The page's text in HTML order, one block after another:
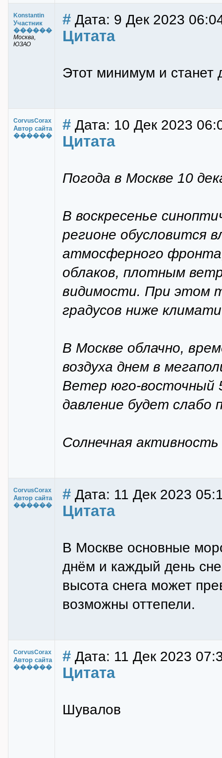
Konstantin
Участник
������
Москва,
ЮЗАО
# Дата: 9 Дек 2023
Цитата
Этот минимум и станет
CorvusCorax
Автор сайта
������
# Дата: 10 Дек 2023
Цитата
Погода в Москве 10
В воскресенье
регионе обусловится
атмосферного
облаков, плотным
видимости. При этом
градусов ниже
В Москве облачно,
воздуха днем в
Ветер юго-восточный
давление будет
Солнечная
CorvusCorax
Автор сайта
������
# Дата: 11 Дек 2023
Цитата
В Москве основные
днём и каждый день
высота снега может
возможны оттепели.
CorvusCorax
Автор сайта
������
# Дата: 11 Дек 2023
Цитата
Шувалов